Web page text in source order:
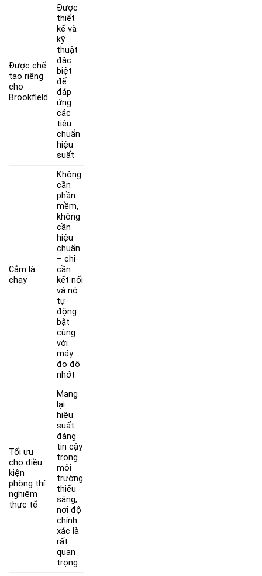
Được chế
tạo riêng
cho
Brookfield
Được
thiết
kế và
kỹ
thuật
đặc
biệt
để
đáp
ứng
các
tiêu
chuẩn
hiệu
suất
Cắm là
chạy
Không
cần
phần
mềm,
không
cần
hiệu
chuẩn
– chỉ
cần
kết nối
và nó
tự
động
bật
cùng
với
máy
đo độ
nhớt
Tối ưu
cho điều
kiện
phòng thí
nghiệm
thực tế
Mang
lại
hiệu
suất
đáng
tin cậy
trong
môi
trường
thiếu
sáng,
nơi độ
chính
xác là
rất
quan
trọng